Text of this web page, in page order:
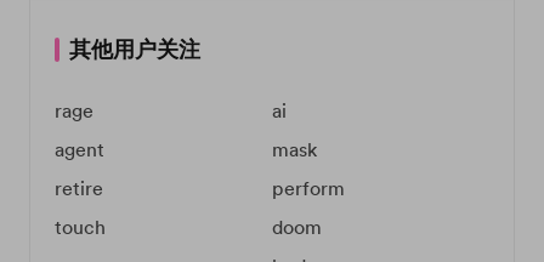
其他用户关注
rage
ai
agent
mask
retire
perform
touch
doom